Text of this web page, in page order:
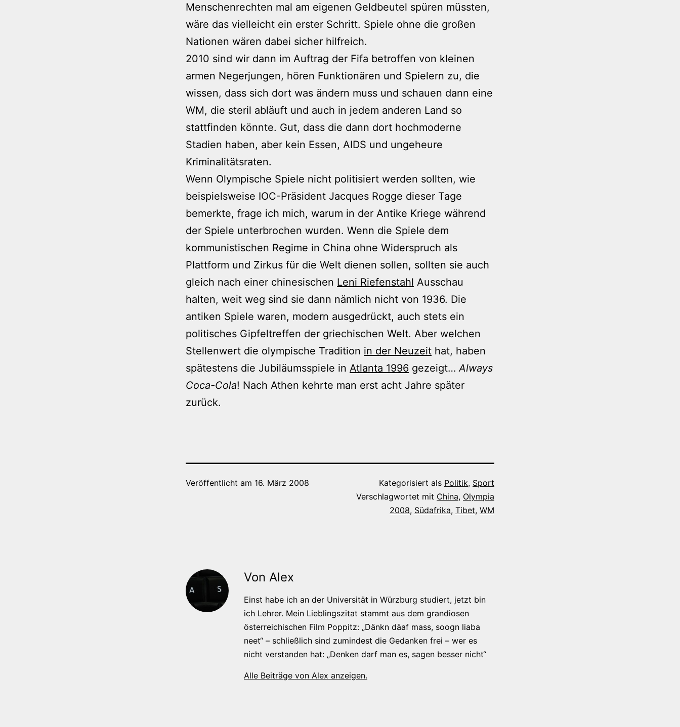
Menschenrechten mal am eigenen Geldbeutel spüren müssten,
wäre das vielleicht ein erster Schritt. Spiele ohne die großen
Nationen wären dabei sicher hilfreich.
2010 sind wir dann im Auftrag der Fifa betroffen von kleinen
armen Negerjungen, hören Funktionären und Spielern zu, die
wissen, dass sich dort was ändern muss und schauen dann eine
WM, die steril abläuft und auch in jedem anderen Land so
stattfinden könnte. Gut, dass die dann dort hochmoderne
Stadien haben, aber kein Essen, AIDS und ungeheure
Kriminalitätsraten.
Wenn Olympische Spiele nicht politisiert werden sollten, wie
beispielsweise IOC-Präsident Jacques Rogge dieser Tage
bemerkte, frage ich mich, warum in der Antike Kriege während
der Spiele unterbrochen wurden. Wenn die Spiele dem
kommunistischen Regime in China ohne Widerspruch als
Plattform und Zirkus für die Welt dienen sollen, sollten sie auch
gleich nach einer chinesischen Leni Riefenstahl Ausschau
halten, weit weg sind sie dann nämlich nicht von 1936. Die
antiken Spiele waren, modern ausgedrückt, auch stets ein
politisches Gipfeltreffen der griechischen Welt. Aber welchen
Stellenwert die olympische Tradition in der Neuzeit hat, haben
spätestens die Jubiläumsspiele in Atlanta 1996 gezeigt… Always
Coca-Cola! Nach Athen kehrte man erst acht Jahre später
zurück.
Veröffentlicht am 16. März 2008 Kategorisiert als Politik, Sport
Verschlagwortet mit China, Olympia
2008, Südafrika, Tibet, WM
Von Alex
Einst habe ich an der Universität in Würzburg studiert, jetzt bin
ich Lehrer. Mein Lieblingszitat stammt aus dem grandiosen
österreichischen Film Poppitz: „Dänkn däaf mass, soogn liaba
neet“ – schließlich sind zumindest die Gedanken frei – wer es
nicht verstanden hat: „Denken darf man es, sagen besser nicht“
Alle Beiträge von Alex anzeigen.